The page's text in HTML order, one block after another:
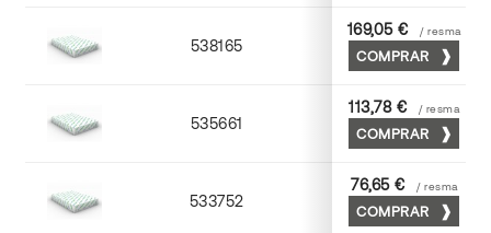
538165 65 x 90
169,05 € / resma
COMPRAR
535661 63 x 88
113,78 € / resma
COMPRAR
533752 52 x 70
76,65 € / resma
COMPRAR